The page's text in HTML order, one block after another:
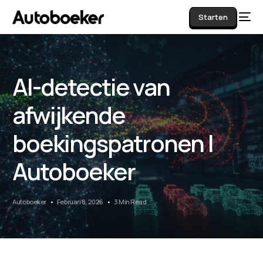
Starten
AI-detectie van
afwijkende
boekingspatronen |
Autoboeker
Autoboeker Februari 8, 2026 3 Min Read
AI